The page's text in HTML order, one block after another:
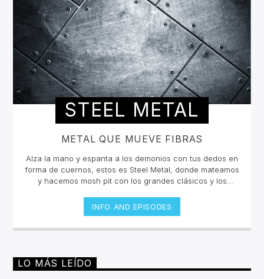
STEEL METAL
METAL QUE MUEVE FIBRAS
Alza la mano y espanta a los demonios con tus dedos en
forma de cuernos, estos es Steel Metal, donde mateamos
y hacemos mosh pit con los grandes clásicos y los
Symphonic Metal, Doom, Stoner, Nu Metal, Glam metal,
Speed Metal, Black Metal, Metal Progresivo ¡y más
INFO AND EPISODES
LO MÁS LEÍDO